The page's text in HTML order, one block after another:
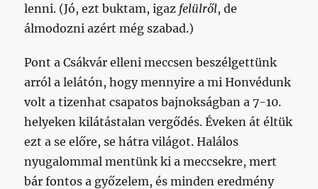
lenni. (Jó, ezt buktam, igaz felülről, de
álmodozni azért még szabad.)
Pont a Csákvár elleni meccsen beszélgettünk
arról a lelátón, hogy mennyire a mi Honvédunk
volt a tizenhat csapatos bajnokságban a 7-10.
helyeken kilátástalan vergődés. Éveken át éltük
ezt a se előre, se hátra világot. Halálos
nyugalommal mentünk ki a meccsekre, mert
bár fontos a győzelem, és minden eredmény